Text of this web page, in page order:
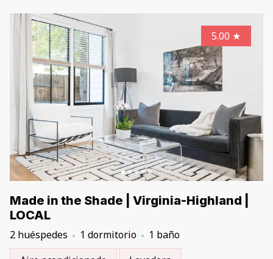
5.00 ★
Made in the Shade | Virginia-Highland |
LOCAL
2 huéspedes 1 dormitorio
1 baño